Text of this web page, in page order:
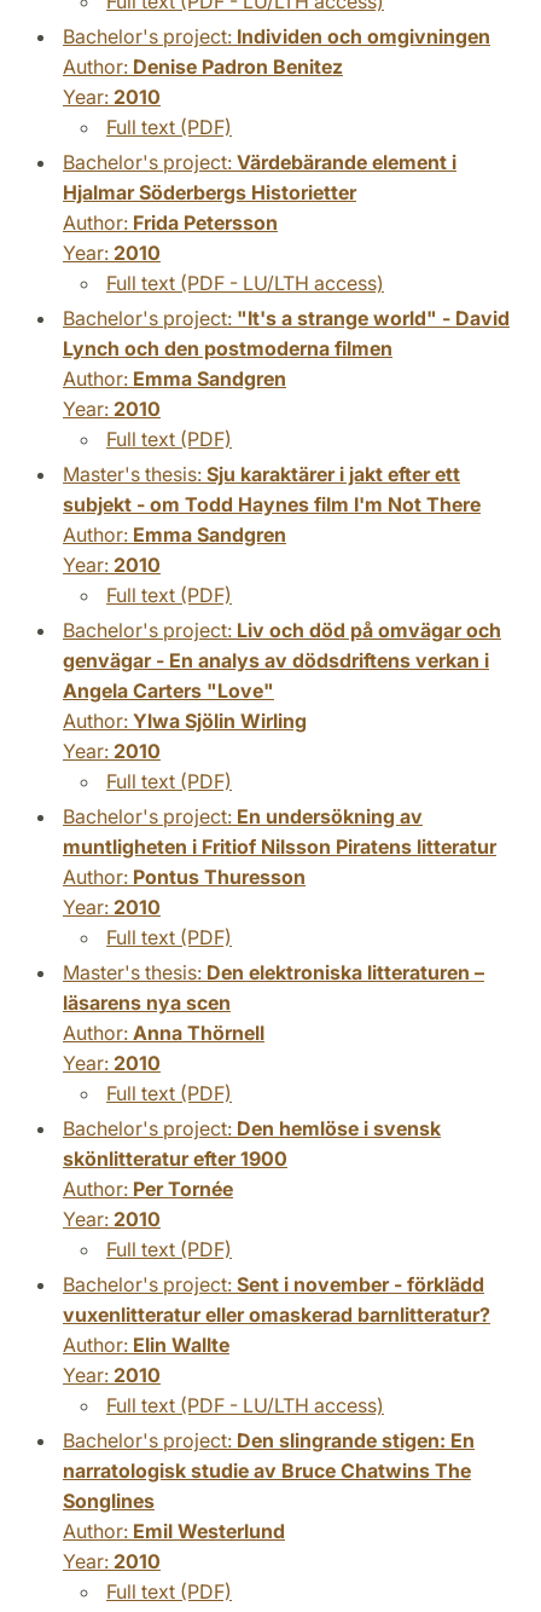
Bachelor's project: Individen och omgivningen
Author: Denise Padron Benitez
Year: 2010
Full text (PDF)
Bachelor's project: Värdebärande element i
Hjalmar Söderbergs Historietter
Author: Frida Petersson
Year: 2010
Full text (PDF - LU/LTH access)
Bachelor's project: "It's a strange world" - David
Lynch och den postmoderna filmen
Author: Emma Sandgren
Year: 2010
Full text (PDF)
Master's thesis: Sju karaktärer i jakt efter ett
subjekt - om Todd Haynes film I'm Not There
Author: Emma Sandgren
Year: 2010
Full text (PDF)
Bachelor's project: Liv och död på omvägar och
genvägar - En analys av dödsdriftens verkan i
Angela Carters "Love"
Author: Ylwa Sjölin Wirling
Year: 2010
Full text (PDF)
Bachelor's project: En undersökning av
muntligheten i Fritiof Nilsson Piratens litteratur
Author: Pontus Thuresson
Year: 2010
Full text (PDF)
Master's thesis: Den elektroniska litteraturen –
läsarens nya scen
Author: Anna Thörnell
Year: 2010
Full text (PDF)
Bachelor's project: Den hemlöse i svensk
skönlitteratur efter 1900
Author: Per Tornée
Year: 2010
Full text (PDF)
Bachelor's project: Sent i november - förklädd
vuxenlitteratur eller omaskerad barnlitteratur?
Author: Elin Wallte
Year: 2010
Full text (PDF - LU/LTH access)
Bachelor's project: Den slingrande stigen: En
narratologisk studie av Bruce Chatwins The
Songlines
Author: Emil Westerlund
Year: 2010
Full text (PDF)